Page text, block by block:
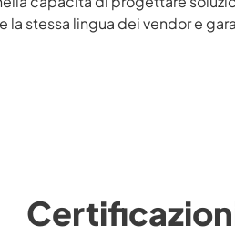
stessa lingua dei vendor e